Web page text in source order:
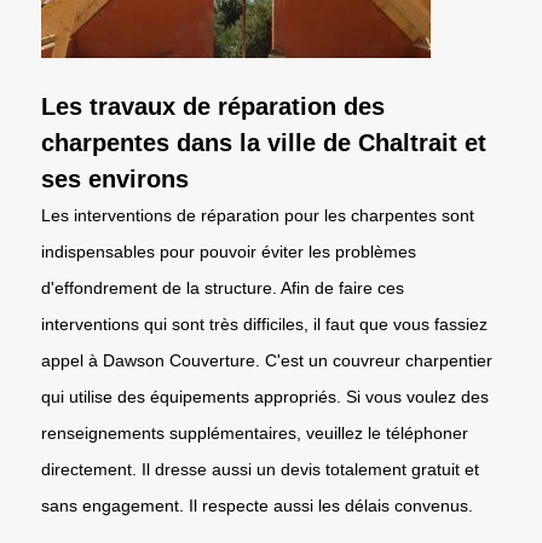
Les travaux de réparation des
charpentes dans la ville de Chaltrait et
ses environs
Les interventions de réparation pour les charpentes sont
indispensables pour pouvoir éviter les problèmes
d'effondrement de la structure. Afin de faire ces
interventions qui sont très difficiles, il faut que vous fassiez
appel à Dawson Couverture. C'est un couvreur charpentier
qui utilise des équipements appropriés. Si vous voulez des
renseignements supplémentaires, veuillez le téléphoner
directement. Il dresse aussi un devis totalement gratuit et
sans engagement. Il respecte aussi les délais convenus.